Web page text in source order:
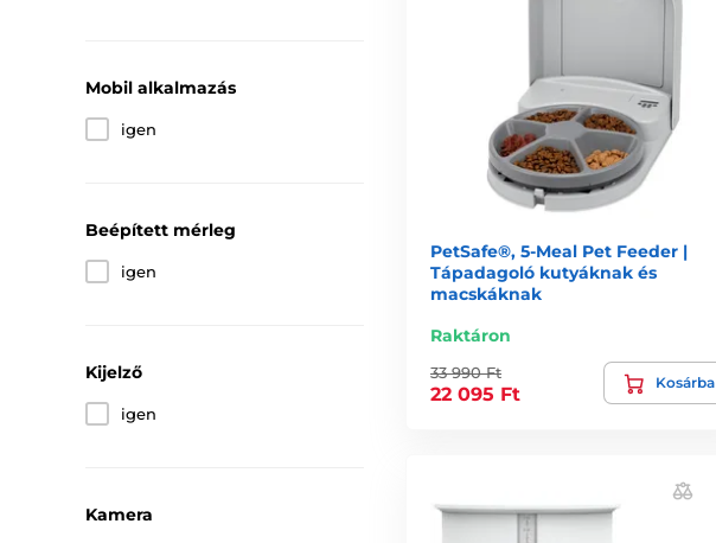
Mobil alkalmazás
igen
Beépített mérleg
igen
Kijelző
igen
Kamera
PetSafe®, 5-Meal Pet Feeder |
Tápadagoló kutyáknak és
macskáknak
Raktáron
33 990 Ft
22 095 Ft
Kosárba